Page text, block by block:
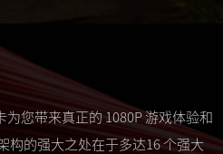
为您带来真正的 1080P 游戏体验和
构的强大之处在于多达16 个强大